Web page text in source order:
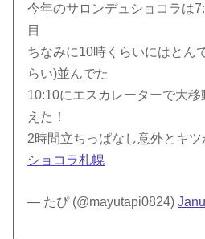
今年のサロンデュショコラは
目
ちなみに10時くらいにはとん
らい)並んでた‍
10:10にエスカレーターで大
えた！
2時間立ちっぱなし意外とキ
ショコラ札幌
— たぴ (@mayutapi0824)